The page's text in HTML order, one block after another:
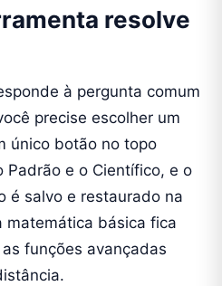
resolve
à pergunta comum
precise escolher um
único botão no topo
Padrão e o Científico, e o
é salvo e restaurado na
básica fica
funções avançadas